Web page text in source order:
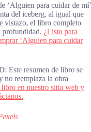
‘Alguien para cuidar de mí’
del iceberg, al igual que
vistazo, el libro completo
profundidad. ¿Listo para
‘Alguien para cuidar
resumen de libro se
no reemplaza la obra
en nuestro sitio web y